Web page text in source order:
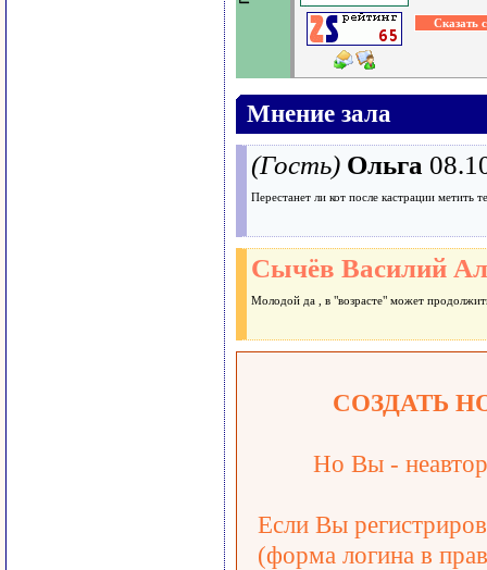
Мнение зала
(Гость) Ольга
Перестанет ли кот после кастрации метить
Сычёв Василий
Молодой да , в "возрасте" может
СОЗДАТЬ
Но Вы -
Если Вы
(форма логина в